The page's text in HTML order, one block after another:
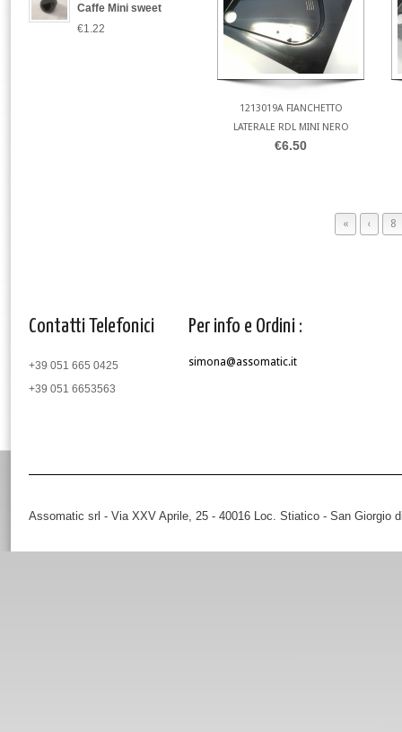
1213019A FIANCHETTO
LATERALE RDL MINI NERO
€6.50
« ‹ 8
Caffe Mini sweet
€1.22
Contatti Telefonici
+39 051 665 0425
+39 051 6653563
Per info e Ordini :
simona@assomatic.it
Assomatic srl - Via XXV Aprile, 25 - 40016 Loc. Stiatico - San Giorgio